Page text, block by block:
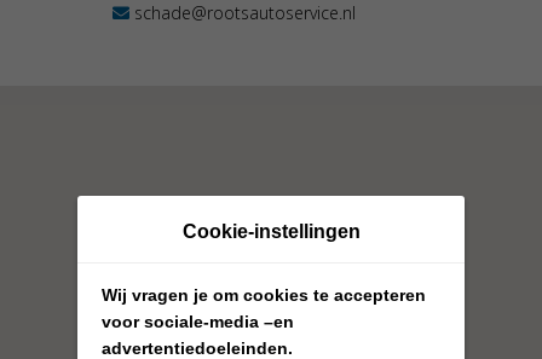
schade@rootsautoservice.nl
Cookie-instellingen
Wij vragen je om cookies te accepteren
voor sociale-media –en
advertentiedoeleinden.